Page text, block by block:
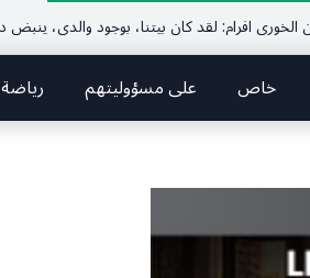
خاص على مسؤوليتهم رياضة